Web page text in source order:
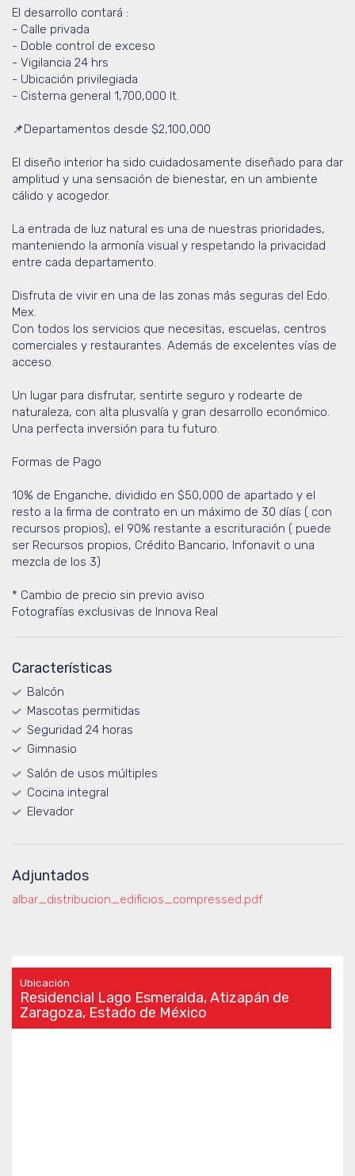
El desarrollo contará :
- Calle privada
- Doble control de exceso
- Vigilancia 24 hrs
- Ubicación privilegiada
- Cisterna general 1,700,000 lt.
📌Departamentos desde $2,100,000
El diseño interior ha sido cuidadosamente diseñado para dar
amplitud y una sensación de bienestar, en un ambiente
cálido y acogedor.
La entrada de luz natural es una de nuestras prioridades,
manteniendo la armonía visual y respetando la privacidad
entre cada departamento.
Disfruta de vivir en una de las zonas más seguras del Edo.
Mex.
Con todos los servicios que necesitas, escuelas, centros
comerciales y restaurantes. Además de excelentes vías de
acceso.
Un lugar para disfrutar, sentirte seguro y rodearte de
naturaleza, con alta plusvalía y gran desarrollo económico.
Una perfecta inversión para tu futuro.
Formas de Pago
10% de Enganche, dividido en $50,000 de apartado y el
resto a la firma de contrato en un máximo de 30 días ( con
recursos propios), el 90% restante a escrituración ( puede
ser Recursos propios, Crédito Bancario, Infonavit o una
mezcla de los 3)
* Cambio de precio sin previo aviso
Fotografías exclusivas de Innova Real
Características
Balcón
Mascotas permitidas
Seguridad 24 horas
Gimnasio
Salón de usos múltiples
Cocina integral
Elevador
Adjuntados
albar_distribucion_edificios_compressed.pdf
Ubicación
Residencial Lago Esmeralda, Atizapán de
Zaragoza, Estado de México